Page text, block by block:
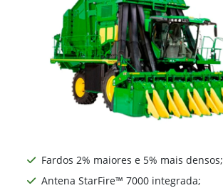
Fardos 2% maiores e 5% mais densos;
Antena StarFire™ 7000 integrada;